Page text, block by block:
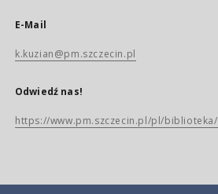
E-Mail
k.kuzian@pm.szczecin.pl
Odwiedź nas!
https://www.pm.szczecin.pl/pl/biblioteka/